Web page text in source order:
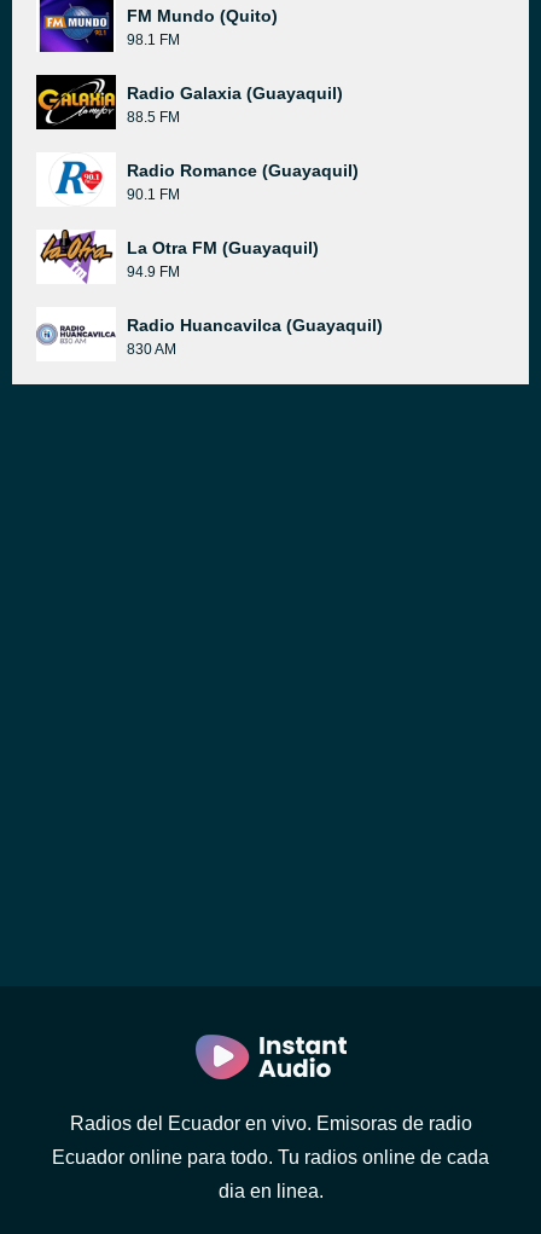
FM Mundo (Quito)
98.1 FM
Radio Galaxia (Guayaquil)
88.5 FM
Radio Romance (Guayaquil)
90.1 FM
La Otra FM (Guayaquil)
94.9 FM
Radio Huancavilca (Guayaquil)
830 AM
Radios del Ecuador en vivo. Emisoras de radio
Ecuador online para todo. Tu radios online de cada
dia en linea.